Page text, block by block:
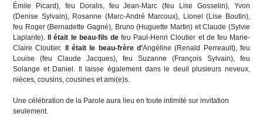
Émile Picard), feu Doralis, feu Jean-Marc (feu Lise Gosselin), Yvon
(Denise Sylvain), Rosanne (Marc-André Marcoux), Lionel (Lise Boutin),
feu Roger (Bernadette Gagné), Bruno (Huguette Martin) et Claude (Sylvie
Laplante).
Il était le beau-fils defeu Paul-Henri Cloutier et de feu Marie-
Claire Cloutier.
Il était le beau-frère d’Angéline (Renald Perreault), feu
Louise (feu Claude Jacques), feu Suzanne (François Sylvain), feu
Solange et Daniel. Il laisse également dans le deuil plusieurs neveux,
nièces, cousins, cousines et ami(e)s.
Une célébration de la Parole aura lieu en toute intimité sur invitation
seulement.